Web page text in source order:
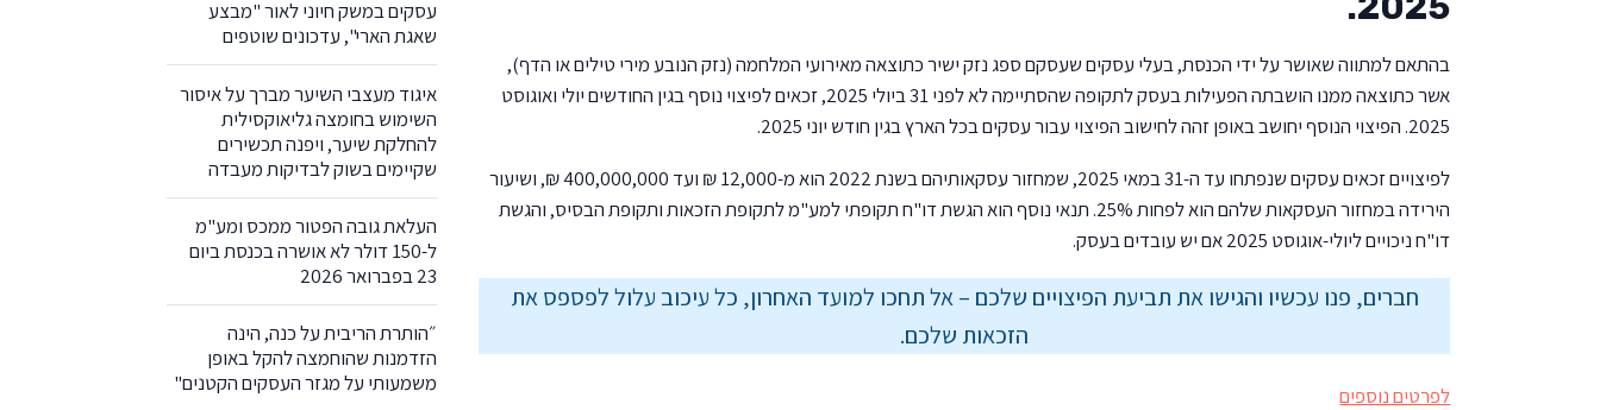
עסקים במשק חיוני לאור "מבצע
שאגת הארי", עדכונים שוטפים
איגוד מעצבי השיער מברך על איסור
השימוש בחומצה גליאוקסילית
להחלקת שיער, ויפנה תכשירים
שקיימים בשוק לבדיקות מעבדה
העלאת גובה הפטור ממכס ומע"מ
ל-150 דולר לא אושרה בכנסת ביום
23 בפברואר 2026
״הותרת הריבית על כנה, הינה
הזדמנות שהוחמצה להקל באופן
משמעותי על מגזר העסקים הקטנים"
בהתאם למתווה שאושר על ידי הכנסת, בעלי עסקים שעסקם ספג נזק ישיר כתוצאה מאירועי המלחמה (נזק הנובע מירי טילים או הדף),
אשר כתוצאה ממנו הושבתה הפעילות בעסק לתקופה שהסתיימה לא לפני 31 ביולי 2025, זכאים לפיצוי נוסף בגין החודשים יולי ואוגוסט
2025. הפיצוי הנוסף יחושב באופן זהה לחישוב הפיצוי עבור עסקים בכל הארץ בגין חודש יוני 2025.
לפיצויים זכאים עסקים שנפתחו עד ה-31 במאי 2025, שמחזור עסקאותיהם בשנת 2022 הוא מ-12,000 ₪ ועד 400,000,000 ₪, ושיעור
הירידה במחזור העסקאות שלהם הוא לפחות 25%. תנאי נוסף הוא הגשת דו"ח תקופתי למע"מ לתקופת הזכאות ותקופת הבסיס, והגשת
דו"ח ניכויים ליולי-אוגוסט 2025 אם יש עובדים בעסק.
חברים, פנו עכשיו והגישו את תביעת הפיצויים שלכם – אל תחכו למועד האחרון, כל עיכוב עלול לפספס את
הזכאות שלכם.
לפרטים נוספים